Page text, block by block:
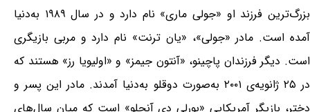
بزرگ‌ترین فرزند او «جولی ماری» نام دارد و در سال ۱۹۸۹ به‌دنیا
آمده است. مادر «جولی»، «یان ترنت» نام دارد و مربی بازیگری
است. دیگر فرزندان پاچینو، «آنتون جیمز» و «اولیویا رز» هستند که
در ۲۵ ژانویه‌ی ۲۰۰۱ به‌صورت دوقلو به‌دنیا آمدند. مادر این پسر و
دختر، بازیگر آمریکایی «بورلی دی آنجلو» است که میان سال‌های